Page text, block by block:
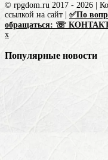
© rpgdom.ru 2017 - 2026 |
ссылкой на сайт | ✅По
обращаться: ☏
x
Популярные новости